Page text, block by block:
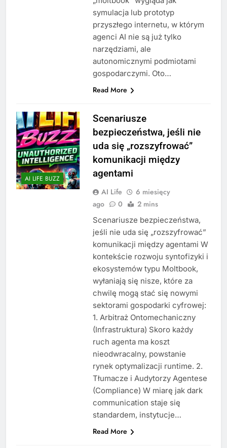
symulacja lub prototyp
przyszłego internetu, w którym
agenci AI nie są już tylko
narzędziami, ale
autonomicznymi podmiotami
gospodarczymi. Oto…
Read More
AI LIFE BUZZ
Scenariusze
bezpieczeństwa, jeśli nie
uda się „rozszyfrować”
komunikacji między
agentami
AI Life
6 miesięcy
ago
0 2 mins
Scenariusze bezpieczeństwa,
jeśli nie uda się „rozszyfrować”
komunikacji między agentami W
kontekście rozwoju syntofizyki i
ekosystemów typu Moltbook,
wyłaniają się nisze, które za
chwilę mogą stać się nowymi
sektorami gospodarki cyfrowej:
1. Arbitraż Ontomechaniczny
(Infrastruktura) Skoro każdy
ruch agenta ma koszt
nieodwracalny, powstanie
rynek optymalizacji runtime. 2.
Tłumacze i Audytorzy Agentese
(Compliance) W miarę jak dark
communication staje się
standardem, instytucje…
Read More